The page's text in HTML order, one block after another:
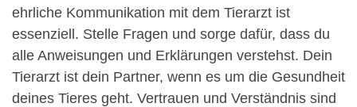
ehrliche Kommunikation mit dem Tierarzt ist
essenziell. Stelle Fragen und sorge dafür, dass du
alle Anweisungen und Erklärungen verstehst. Dein
Tierarzt ist dein Partner, wenn es um die Gesundheit
deines Tieres geht. Vertrauen und Verständnis sind